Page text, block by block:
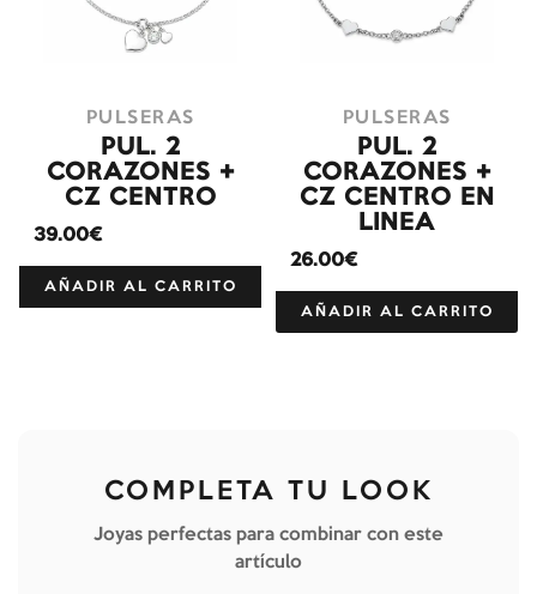
PULSERAS
PUL. 2
CORAZONES +
CZ CENTRO
39.00€
AÑADIR AL CARRITO
PULSERAS
PUL. 2
CORAZONES +
CZ CENTRO EN
LINEA
26.00€
AÑADIR AL CARRITO
COMPLETA TU LOOK
Joyas perfectas para combinar con este
artículo